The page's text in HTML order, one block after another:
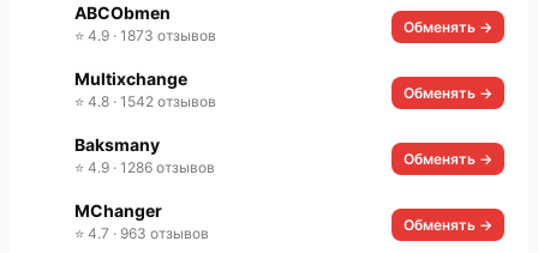
ABCObmen
⭐ 4.9 · 1873 отзывов Обменять →
Multixchange
⭐ 4.8 · 1542 отзывов Обменять →
Baksmany
⭐ 4.9 · 1286 отзывов Обменять →
MChanger
⭐ 4.7 · 963 отзывов Обменять →